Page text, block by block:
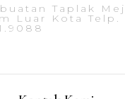
Taplak
Luar Kota Telp.